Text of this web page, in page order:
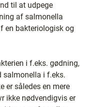
til at udpege
af salmonella
en bakteriologisk og
i f.eks. gødning,
salmonella i f.eks.
er således en mere
ikke nødvendigvis er